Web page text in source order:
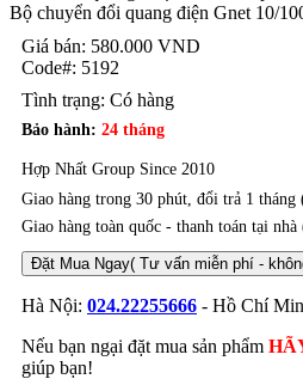
Bộ chuyển đổi quang điện Gnet 10/
Giá bán: 580.000 VND
Code#: 5192
Tình trạng: Có hàng
Bảo hành: 24 tháng
Hợp Nhất Group Since 2010
Giao hàng trong 30 phút, đổi trả 1 tháng
Giao hàng toàn quốc - thanh toán tại nhà
Đặt Mua Ngay( Tư vấn miễn phí -
Hà Nội: 024.22255666 - Hồ Chí
Nếu bạn ngại đặt mua sản phẩm
giúp bạn!